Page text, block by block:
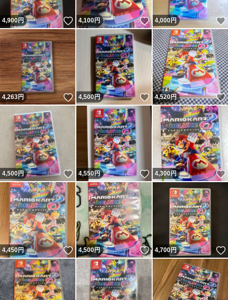
4,900円 いいね！
4,100円 いいね！
4,000円
4,263円 いいね！
4,500円 いいね！
4,520円
4,500円 いいね！
4,550円 いいね！
4,300円
4,450円 いいね！
4,500円 いいね！
4,700円